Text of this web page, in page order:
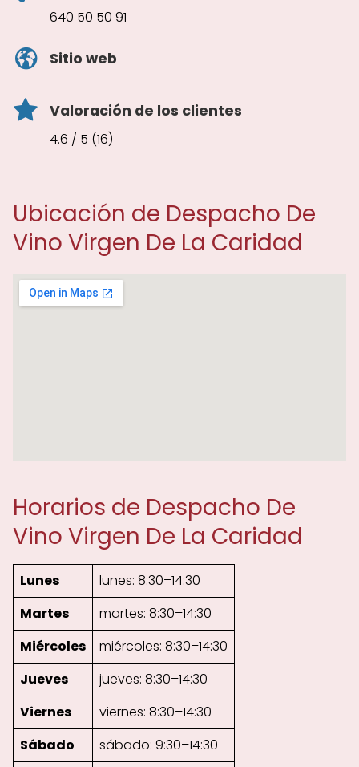
640 50 50 91
Sitio web
Valoración de los clientes
4.6 / 5 (16)
Ubicación de Despacho De
Vino Virgen De La Caridad
Horarios de Despacho De
Vino Virgen De La Caridad
Lunes
lunes: 8:30–14:30
Martes
martes: 8:30–14:30
Miércoles
miércoles: 8:30–14:30
Jueves
jueves: 8:30–14:30
Viernes
viernes: 8:30–14:30
Sábado
sábado: 9:30–14:30